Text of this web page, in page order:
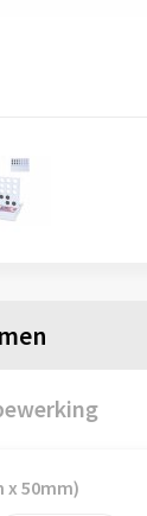
x 50mm)